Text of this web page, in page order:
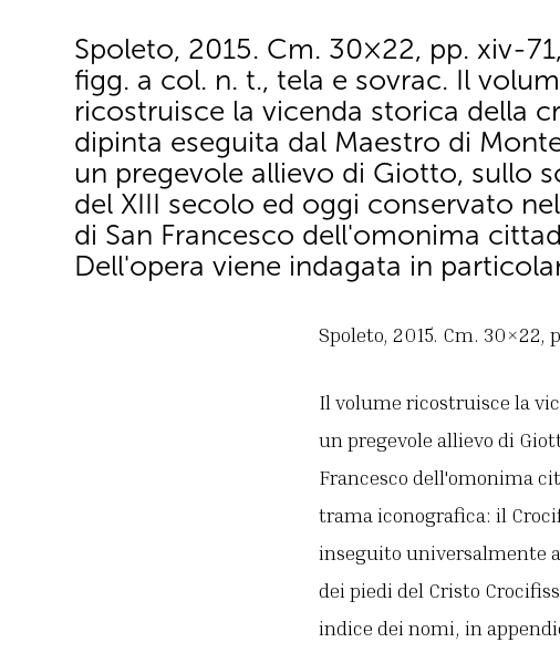
Spoleto, 2015. Cm. 30×22, pp. xiv-
figg. a col. n. t., tela e sovrac. Il
ricostruisce la vicenda storica della
dipinta eseguita dal Maestro di
un pregevole allievo di Giotto, sullo
del XIII secolo ed oggi conservato
di San Francesco dell'omonima
Dell'opera viene indagata in
Spoleto, 2015. Cm. 30×22,
Il volume ricostruisce la
un pregevole allievo di
Francesco dell'omonima
trama iconografica: il
inseguito universalmente
dei piedi del Cristo
indice dei nomi, in